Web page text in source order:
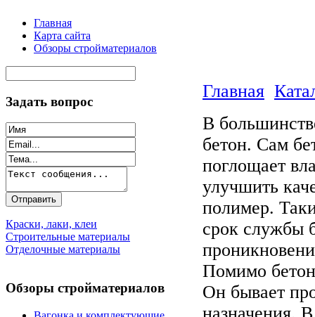
Главная
Карта сайта
Обзоры стройматериалов
Задать вопрос
Краски, лаки, клеи
Строительные материалы
Отделочные материалы
Обзоры стройматериалов
Главная
В
бетон. Сам
поглощает
улучшить
полимер.
срок службы
Помимо
Он бывает